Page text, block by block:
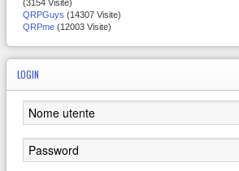
(3154 Visite)
QRPGuys (14307 Visite)
QRPme (12003 Visite)
LOGIN